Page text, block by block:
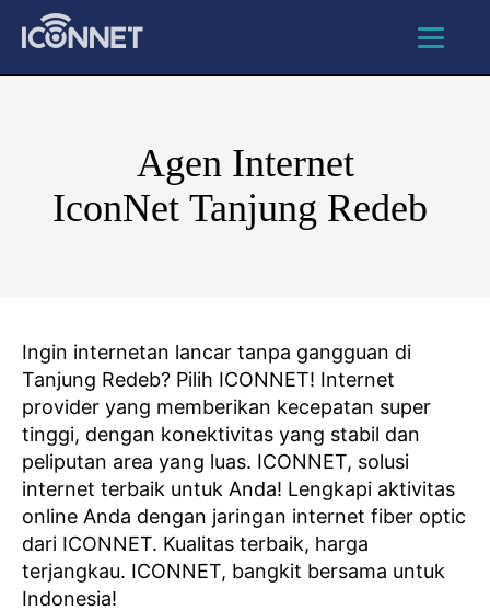
Agen Internet
IconNet Tanjung Redeb
Ingin internetan lancar tanpa gangguan di
Tanjung Redeb? Pilih ICONNET! Internet
provider yang memberikan kecepatan super
tinggi, dengan konektivitas yang stabil dan
peliputan area yang luas. ICONNET, solusi
internet terbaik untuk Anda! Lengkapi aktivitas
online Anda dengan jaringan internet fiber optic
dari ICONNET. Kualitas terbaik, harga
terjangkau. ICONNET, bangkit bersama untuk
Indonesia!